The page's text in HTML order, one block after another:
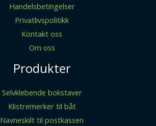
Handelsbetingelser
Privatlivspolitikk
Kontakt oss
Om oss
Produkter
Selvklebende bokstaver
Klistremerker til båt
Navneskilt til postkassen